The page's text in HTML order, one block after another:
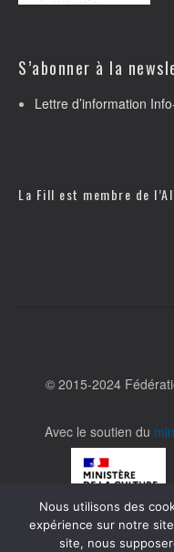
S’abonner à la
Lettre d’information
La Fill est membre de l’
© 2015-2024
Avec le soutien du
Nous utilisons des
expérience sur notre
site, nous